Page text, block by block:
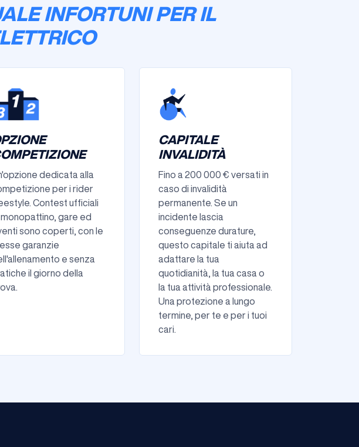
INFORTUNI PER IL
dedicata alla
per i rider
Contest ufficiali
gare ed
sono coperti, con le
garanzie
e senza
il giorno della
CAPITALE
INVALIDITÀ
Fino a 200 000 € versati in
caso di invalidità
permanente. Se un
incidente lascia
conseguenze durature,
questo capitale ti aiuta ad
adattare la tua
quotidianità, la tua casa o
la tua attività professionale.
Una protezione a lungo
termine, per te e per i tuoi
cari.